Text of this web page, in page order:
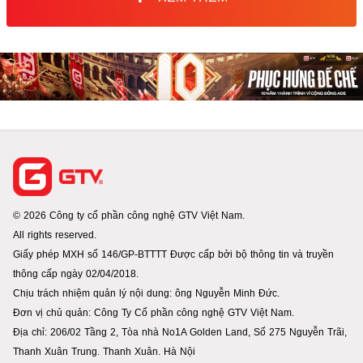
© 2026 Công ty cổ phần công nghệ GTV Việt Nam.
All rights reserved.
Giấy phép MXH số 146/GP-BTTTT Được cấp bởi bộ thông tin và truyền
thông cấp ngày 02/04/2018.
Chịu trách nhiệm quản lý nội dung: ông Nguyễn Minh Đức.
Đơn vị chủ quản: Công Ty Cổ phần công nghệ GTV Việt Nam.
Địa chỉ: 206/02 Tầng 2, Tòa nhà No1A Golden Land, Số 275 Nguyễn Trãi,
Thanh Xuân Trung. Thanh Xuân. Hà Nội